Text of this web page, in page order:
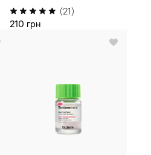
(21)
210 грн